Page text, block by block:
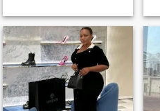
movies, listening to book and
hang